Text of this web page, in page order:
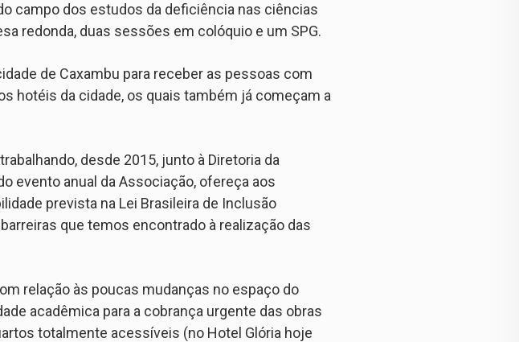
campo dos estudos da deficiência nas ciências
redonda, duas sessões em colóquio e um SPG.
de Caxambu para receber as pessoas com
hotéis da cidade, os quais também já começam a
desde 2015, junto à Diretoria da
evento anual da Associação, ofereça aos
prevista na Lei Brasileira de Inclusão
que temos encontrado à realização das
relação às poucas mudanças no espaço do
acadêmica para a cobrança urgente das obras
totalmente acessíveis (no Hotel Glória hoje